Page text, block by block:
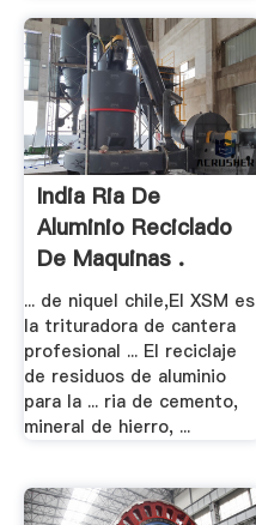
India Ria De
Aluminio Reciclado
De Maquinas .
... de niquel chile,El XSM es
la trituradora de cantera
profesional ... El reciclaje
de residuos de aluminio
para la ... ria de cemento,
mineral de hierro, ...